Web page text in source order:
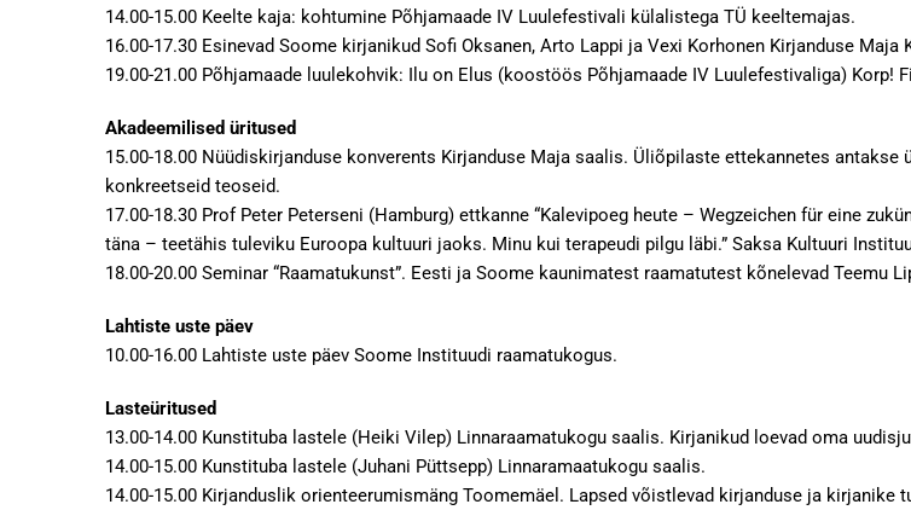
14.00-15.00 Keelte kaja: kohtumine Põhjamaade IV Luulefestivali külalistega TÜ keeltemajas.
16.00-17.30 Esinevad Soome kirjanikud Sofi Oksanen, Arto Lappi ja Vexi Korhonen Kirjanduse Maja
19.00-21.00 Põhjamaade luulekohvik: Ilu on Elus (koostöös Põhjamaade IV Luulefestivaliga) Korp!
Akadeemilised üritused
15.00-18.00 Nüüdiskirjanduse konverents Kirjanduse Maja saalis. Üliõpilaste ettekannetes
konkreetseid teoseid.
17.00-18.30 Prof Peter Peterseni (Hamburg) ettkanne “Kalevipoeg heute – Wegzeichen für eine
täna – teetähis tuleviku Euroopa kultuuri jaoks. Minu kui terapeudi pilgu läbi.” Saksa Kultuuri
18.00-20.00 Seminar “Raamatukunst”. Eesti ja Soome kaunimatest raamatutest kõnelevad Teemu
Lahtiste uste päev
10.00-16.00 Lahtiste uste päev Soome Instituudi raamatukogus.
Lasteüritused
13.00-14.00 Kunstituba lastele (Heiki Vilep) Linnaraamatukogu saalis. Kirjanikud loevad oma
14.00-15.00 Kunstituba lastele (Juhani Püttsepp) Linnaramaatukogu saalis.
14.00-15.00 Kirjanduslik orienteerumismäng Toomemäel. Lapsed võistlevad kirjanduse ja kirjanike